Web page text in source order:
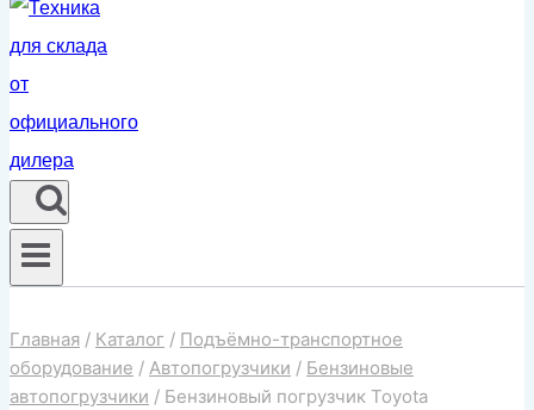
Главная / Каталог / Подъёмно-транспортное
оборудование / Автопогрузчики / Бензиновые
автопогрузчики / Бензиновый погрузчик Toyota